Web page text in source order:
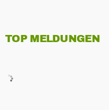
TOP MELDUNGEN